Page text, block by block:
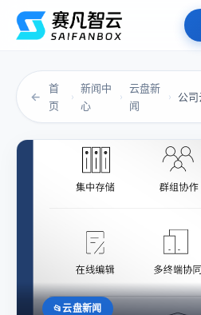
←
首
页
›
新闻中
心
›
云盘新
闻
›
云盘新闻